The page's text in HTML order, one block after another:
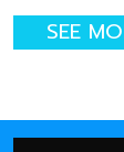
SEE